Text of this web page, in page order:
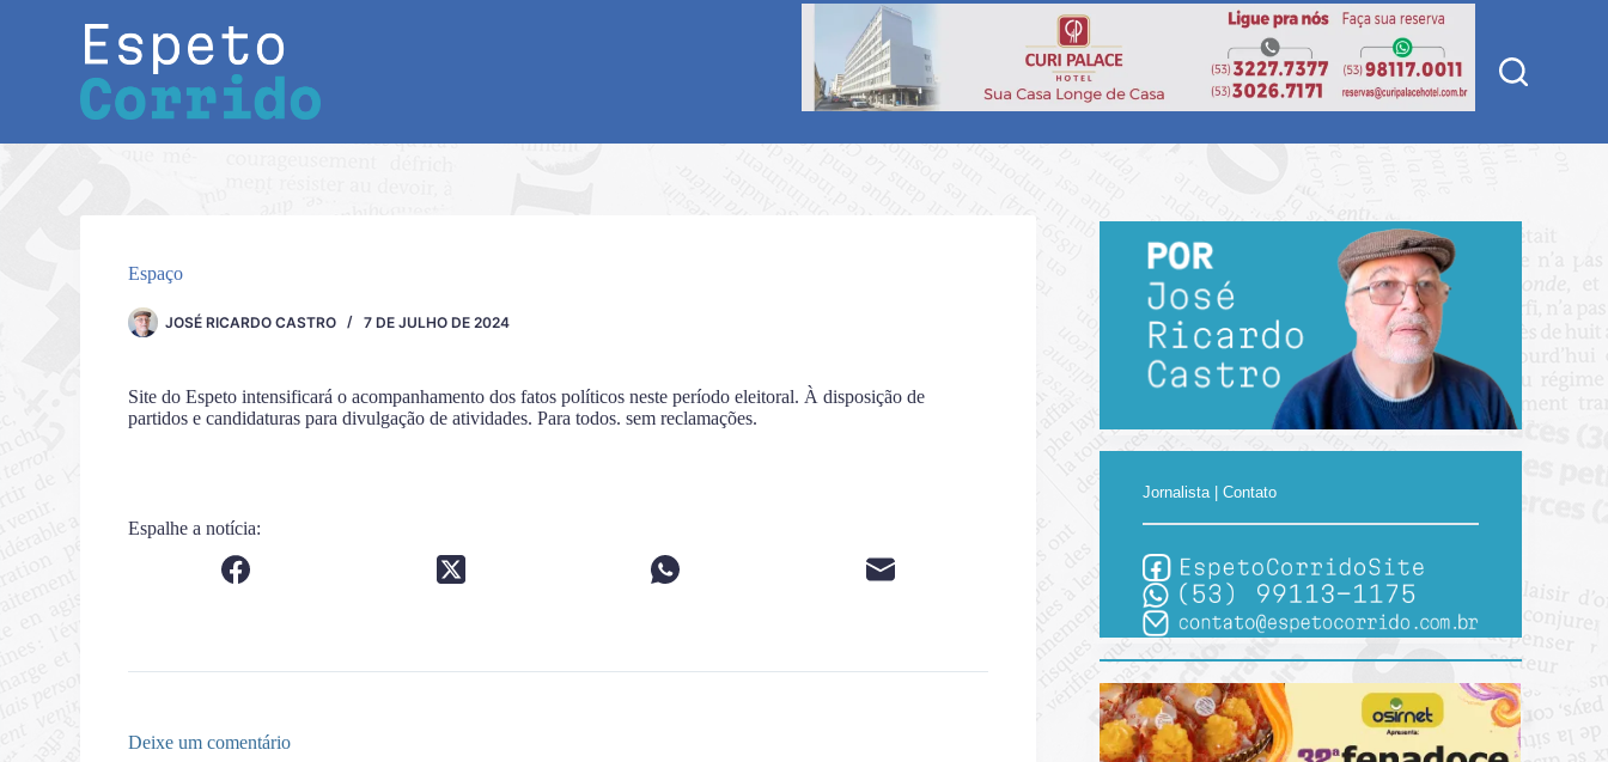
Espaço
JOSÉ RICARDO CASTRO 7 DE JULHO DE 2024
Site do Espeto intensificará o acompanhamento dos fatos políticos neste período eleitoral. À disposição de
partidos e candidaturas para divulgação de atividades. Para todos. sem reclamações.
Espalhe a notícia:
Deixe um comentário
Jornalista | Contato